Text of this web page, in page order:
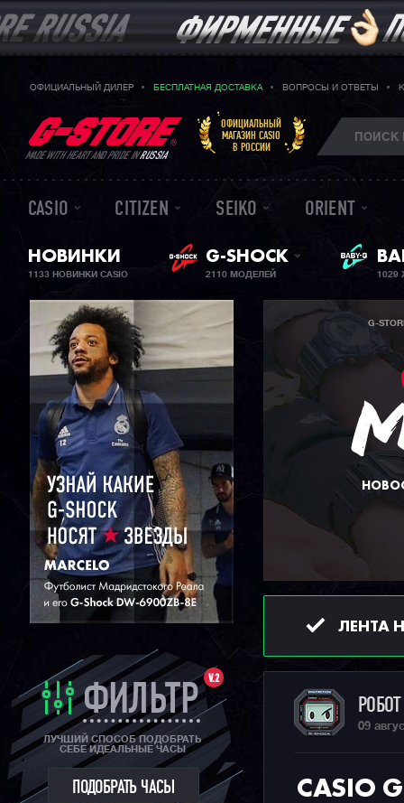
ОФИЦИАЛЬНЫЙ ДИЛЕР БЕСПЛАТНАЯ ДОСТАВКА ВОПРОСЫ И ОТВЕТЫ
MADE WITH HEART AND PRIDE INRUSSIA
ОФИЦИАЛЬНЫЙ
МАГАЗИН CASIO
В РОССИИ
CASIO CITIZEN SEIKO ORIENT
НОВИНКИ
1133 НОВИНКИ CASIO
G-SHOCK
2110 МОДЕЛЕЙ 1029
V.2
ФИЛЬТР
ЛУЧШИЙ СПОСОБ ПОДОБРАТЬ
СЕБЕ ИДЕАЛЬНЫЕ ЧАСЫ
ПОДОБРАТЬ ЧАСЫ
G-
ЛЕНТА
09
CASIO